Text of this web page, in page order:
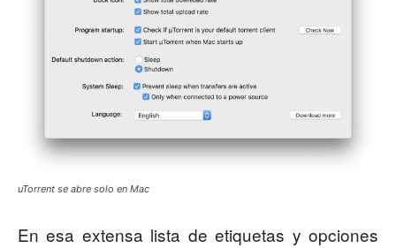
uTorrent se abre solo en Mac
En esa extensa lista de etiquetas y opciones